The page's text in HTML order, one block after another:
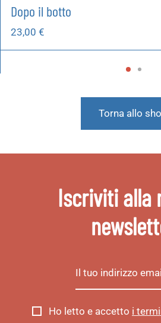
Dopo il botto
23,00 €
Torna allo
Iscriviti alla
Ho letto e accetto i